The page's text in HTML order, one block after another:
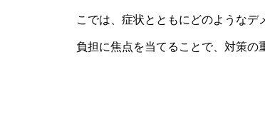
こでは、症状とともにどのような
負担に焦点を当てることで、対策の